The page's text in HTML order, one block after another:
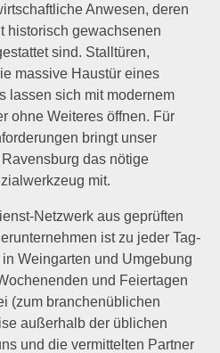
Anwesen, deren
historisch gewachsenen
sind. Stalltüren,
massive Haustür eines
lassen sich mit modernem
ohne Weiteres öffnen. Für
bringt unser
das nötige
mit.
Netzwerk aus geprüften
ist zu jeder Tag-
Weingarten und Umgebung
und Feiertagen
(zum branchenüblichen
außerhalb der üblichen
und die vermittelten Partner